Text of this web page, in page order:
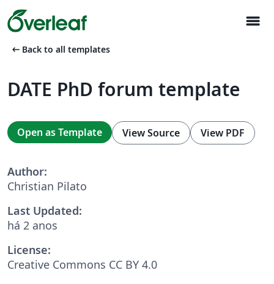
menu
arrow_left_alt Back to all templates
DATE PhD forum template
Open as Template View Source View PDF
Author:
Christian Pilato
Last Updated:
há 2 anos
License:
Creative Commons CC BY 4.0